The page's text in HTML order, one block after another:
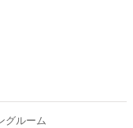
グルーム